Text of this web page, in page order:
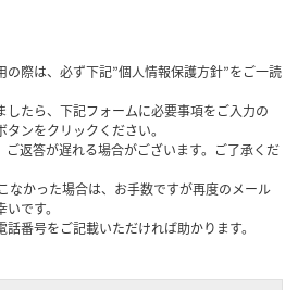
の際は、必ず下記”個人情報保護方針”をご一読
したら、下記フォームに必要事項をご入力の
ンをクリックください。
ご返答が遅れる場合がございます。ご了承くだ
なかった場合は、お手数ですが再度のメール
です。
番号をご記載いただければ助かります。